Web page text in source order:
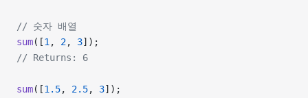
// 숫자 배열
sum([1 , 2, 3]);
// Returns: 6
sum([1.5, 2.5, 3]);